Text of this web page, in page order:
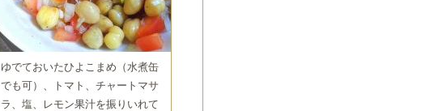
ゆでておいたひよこまめ（水煮缶
でも可）、トマト、チャートマサ
ラ、塩、レモン果汁を振りいれて